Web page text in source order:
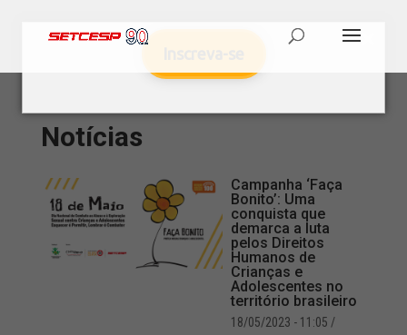
Notícias
Campanha ‘Faça
Bonito’: Uma
conquista que
demarca a luta
pelos Direitos
Humanos de
Crianças e
Adolescentes no
território brasileiro
18/05/2023 - 11:05 /